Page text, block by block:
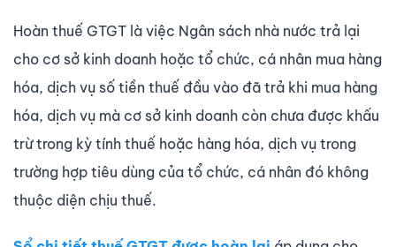
Hoàn thuế GTGT là việc Ngân sách nhà nước trả lại
cho cơ sở kinh doanh hoặc tổ chức, cá nhân mua hàng
hóa, dịch vụ số tiền thuế đầu vào đã trả khi mua hàng
hóa, dịch vụ mà cơ sở kinh doanh còn chưa được khấu
trừ trong kỳ tính thuế hoặc hàng hóa, dịch vụ trong
trường hợp tiêu dùng của tổ chức, cá nhân đó không
thuộc diện chịu thuế.